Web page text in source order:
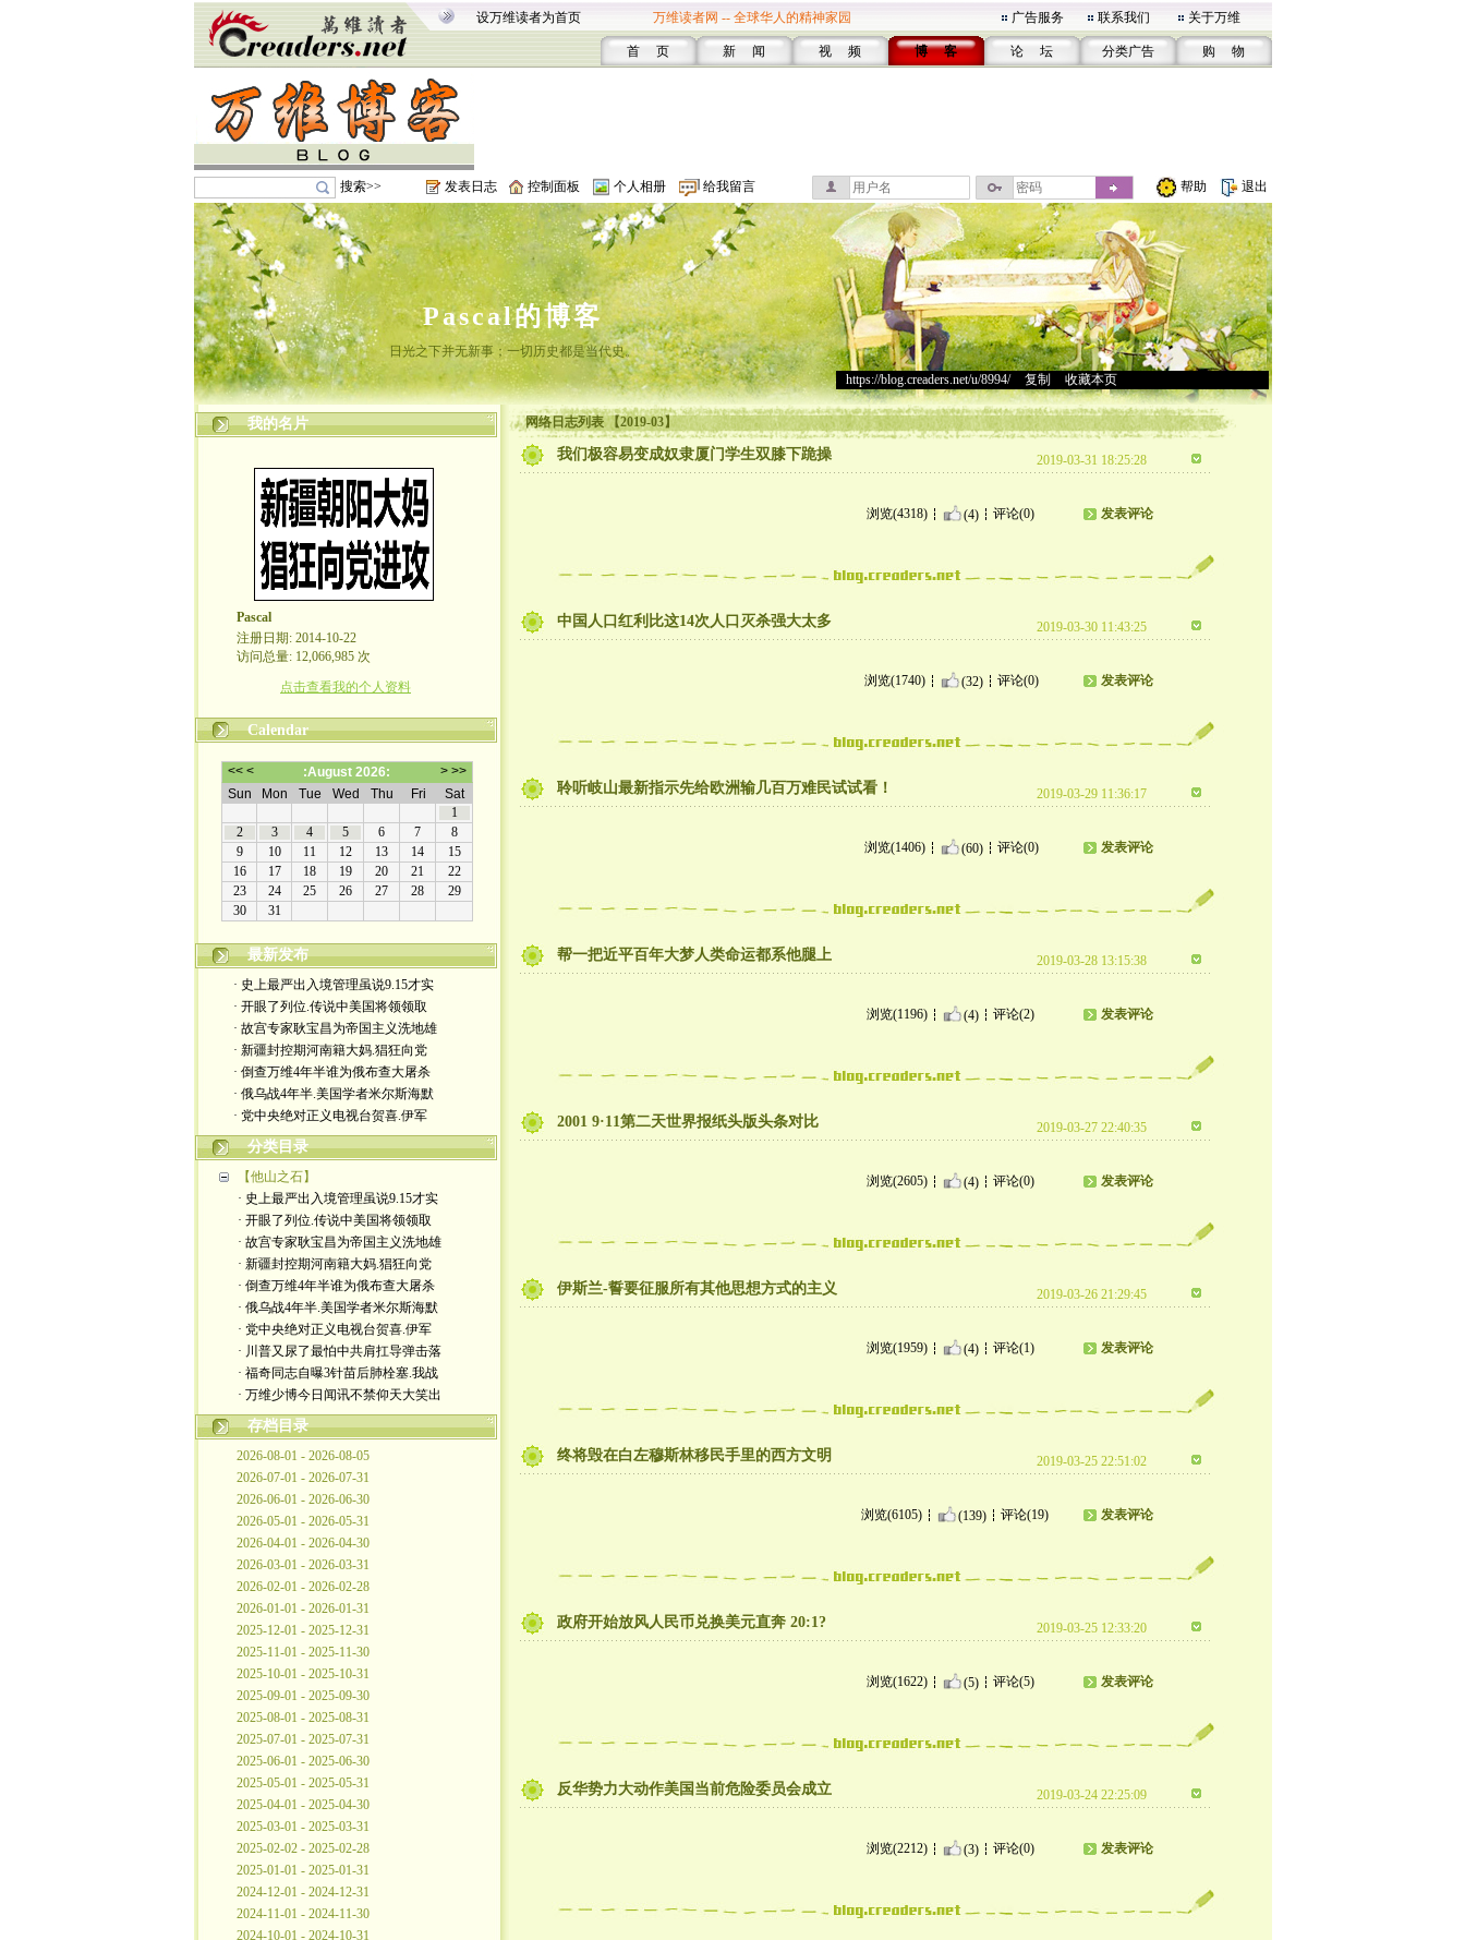
设万维读者为首页 万维读者网 -- 全球华人的精神家园 广告服务 联系我们 关于万维
首 页 新 闻 视 频 博 客 论 坛 分类广告 购 物
搜索>> 发表日志 控制面板 个人相册 给我留言 帮助 退出
Pascal的博客
日光之下并无新事；一切历史都是当代史。
https://blog.creaders.net/u/8994/> 复制 收藏本页
我的名片
Pascal
注册日期: 2014-10-22
访问总量: 12,066,985 次
点击查看我的个人资料
Calendar
最新发布
· 史上最严出入境管理虽说9.15才实
· 开眼了列位.传说中美国将领领取
· 故宫专家耿宝昌为帝国主义洗地雄
· 新疆封控期河南籍大妈.猖狂向党
· 倒查万维4年半谁为俄布查大屠杀
· 俄乌战4年半.美国学者米尔斯海默
· 党中央绝对正义电视台贺喜.伊军
分类目录
【他山之石】
· 史上最严出入境管理虽说9.15才实
· 开眼了列位.传说中美国将领领取
· 故宫专家耿宝昌为帝国主义洗地雄
· 新疆封控期河南籍大妈.猖狂向党
· 倒查万维4年半谁为俄布查大屠杀
· 俄乌战4年半.美国学者米尔斯海默
· 党中央绝对正义电视台贺喜.伊军
· 川普又尿了最怕中共肩扛导弹击落
· 福奇同志自曝3针苗后肺栓塞.我战
· 万维少博今日闻讯不禁仰天大笑出
存档目录
2026-08-01 - 2026-08-05
2026-07-01 - 2026-07-31
2026-06-01 - 2026-06-30
2026-05-01 - 2026-05-31
2026-04-01 - 2026-04-30
2026-03-01 - 2026-03-31
2026-02-01 - 2026-02-28
2026-01-01 - 2026-01-31
2025-12-01 - 2025-12-31
2025-11-01 - 2025-11-30
2025-10-01 - 2025-10-31
2025-09-01 - 2025-09-30
2025-08-01 - 2025-08-31
2025-07-01 - 2025-07-31
2025-06-01 - 2025-06-30
2025-05-01 - 2025-05-31
2025-04-01 - 2025-04-30
2025-03-01 - 2025-03-31
2025-02-02 - 2025-02-28
2025-01-01 - 2025-01-31
2024-12-01 - 2024-12-31
2024-11-01 - 2024-11-30
2024-10-01 - 2024-10-31
网络日志列表 【2019-03】
我们极容易变成奴隶厦门学生双膝下跪操 2019-03-31 18:25:28
浏览(4318) (4) 评论(0) 发表评论
中国人口红利比这14次人口灭杀强大太多 2019-03-30 11:43:25
浏览(1740) (32) 评论(0) 发表评论
聆听岐山最新指示先给欧洲输几百万难民试试看！ 2019-03-29 11:36:17
浏览(1406) (60) 评论(0) 发表评论
帮一把近平百年大梦人类命运都系他腿上 2019-03-28 13:15:38
浏览(1196) (4) 评论(2) 发表评论
2001 9·11第二天世界报纸头版头条对比 2019-03-27 22:40:35
浏览(2605) (4) 评论(0) 发表评论
伊斯兰-誓要征服所有其他思想方式的主义 2019-03-26 21:29:45
浏览(1959) (4) 评论(1) 发表评论
终将毁在白左穆斯林移民手里的西方文明 2019-03-25 22:51:02
浏览(6105) (139) 评论(19) 发表评论
政府开始放风人民币兑换美元直奔 20:1? 2019-03-25 12:33:20
浏览(1622) (5) 评论(5) 发表评论
反华势力大动作美国当前危险委员会成立 2019-03-24 22:25:09
浏览(2212) (3) 评论(0) 发表评论